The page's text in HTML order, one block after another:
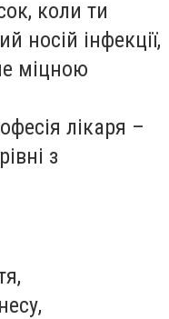
коли ти
носій інфекції,
міцною
лікаря –
з